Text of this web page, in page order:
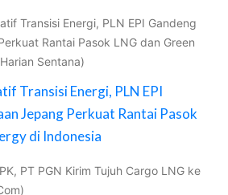
Transisi Energi, PLN EPI Gandeng
Rantai Pasok LNG dan Green
Sentana)
Transisi Energi, PLN EPI
Jepang Perkuat Rantai Pasok
di Indonesia
PT PGN Kirim Tujuh Cargo LNG ke